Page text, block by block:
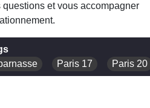
et vous accompagner
Paris 17 Paris 20